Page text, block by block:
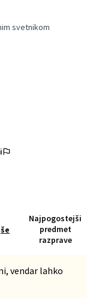
svetnikom
Najpogostejši
predmet
razprave
vendar lahko